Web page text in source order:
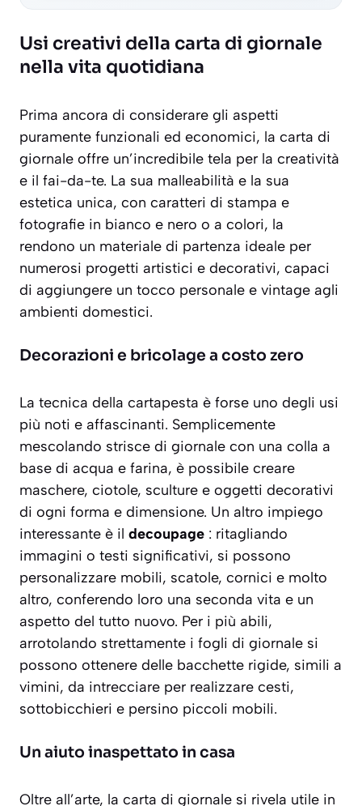
Usi creativi della carta di giornale
nella vita quotidiana
Prima ancora di considerare gli aspetti
puramente funzionali ed economici, la carta di
giornale offre un’incredibile tela per la creatività
e il fai-da-te. La sua malleabilità e la sua
estetica unica, con caratteri di stampa e
fotografie in bianco e nero o a colori, la
rendono un materiale di partenza ideale per
numerosi progetti artistici e decorativi, capaci
di aggiungere un tocco personale e vintage agli
ambienti domestici.
Decorazioni e bricolage a costo zero
La tecnica della cartapesta è forse uno degli usi
più noti e affascinanti. Semplicemente
mescolando strisce di giornale con una colla a
base di acqua e farina, è possibile creare
maschere, ciotole, sculture e oggetti decorativi
di ogni forma e dimensione. Un altro impiego
interessante è il decoupage : ritagliando
immagini o testi significativi, si possono
personalizzare mobili, scatole, cornici e molto
altro, conferendo loro una seconda vita e un
aspetto del tutto nuovo. Per i più abili,
arrotolando strettamente i fogli di giornale si
possono ottenere delle bacchette rigide, simili a
vimini, da intrecciare per realizzare cesti,
sottobicchieri e persino piccoli mobili.
Un aiuto inaspettato in casa
Oltre all’arte, la carta di giornale si rivela utile in